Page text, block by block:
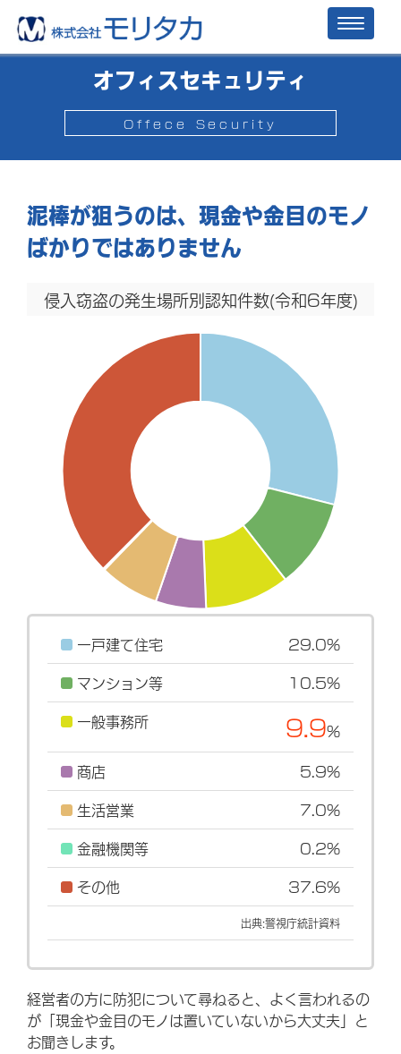
オフィスセキュリティ
Offece Security
泥棒が狙うのは、現金や金目のモノ
ばかりではありません
侵入窃盗の発生場所別認知件数(令和6年度)
一戸建て住宅
29.0%
マンション等
10.5%
一般事務所
9.9%
商店
5.9%
生活営業
7.0%
金融機関等
0.2%
その他
37.6%
出典:警視庁統計資料
経営者の方に防犯について尋ねると、よく言われるの
が「現金や金目のモノは置いていないから大丈夫」と
お聞きします。